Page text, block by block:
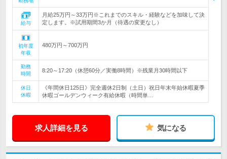
給与
月給25万円～33万円※これまでのスキル・経験などを加味して決
定します。※試用期間3か月（待遇の変更なし）
初年度
年収
480万円～700万円
勤務
時間
8:20～17:20（休憩60分／実働8時間）※残業月30時間以下
休日
休暇
《年間休日125日》完全週休2日制（土日）祝日年末年始休暇夏季
休暇ゴールデンウィーク有給休暇（時間単…
求人詳細を見る 気になる